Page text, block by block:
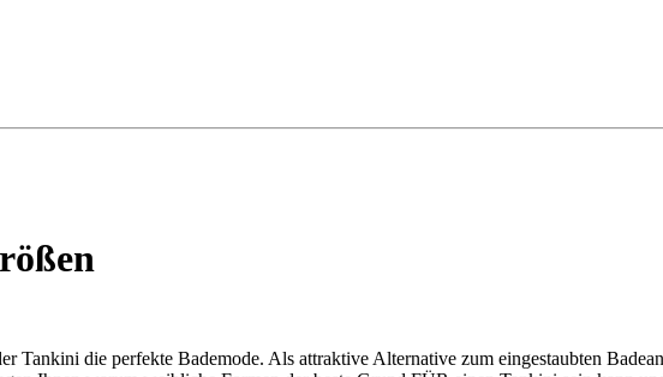
Tankini die perfekte Bademode. Als attraktive Alternative zum eingestaubten